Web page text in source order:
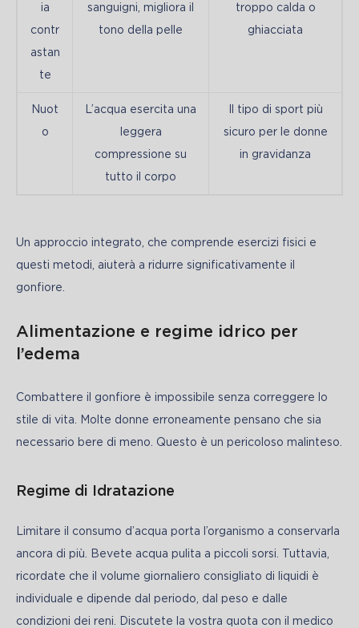
ia
contr
astan
te
sanguigni, migliora il
tono della pelle
troppo calda o
ghiacciata
Nuot
o
L’acqua esercita una
leggera
compressione su
tutto il corpo
Il tipo di sport più
sicuro per le donne
in gravidanza
Un approccio integrato, che comprende esercizi fisici e
questi metodi, aiuterà a ridurre significativamente il
gonfiore.
Alimentazione e regime idrico per
l’edema
Combattere il gonfiore è impossibile senza correggere lo
stile di vita. Molte donne erroneamente pensano che sia
necessario bere di meno. Questo è un pericoloso malinteso.
Regime di Idratazione
Limitare il consumo d’acqua porta l’organismo a conservarla
ancora di più. Bevete acqua pulita a piccoli sorsi. Tuttavia,
ricordate che il volume giornaliero consigliato di liquidi è
individuale e dipende dal periodo, dal peso e dalle
condizioni dei reni. Discutete la vostra quota con il medico